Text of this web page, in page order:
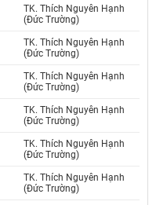
TK. Thích Nguyên Hạnh
(Đức Trường)
TK. Thích Nguyên Hạnh
(Đức Trường)
TK. Thích Nguyên Hạnh
(Đức Trường)
TK. Thích Nguyên Hạnh
(Đức Trường)
TK. Thích Nguyên Hạnh
(Đức Trường)
TK. Thích Nguyên Hạnh
(Đức Trường)